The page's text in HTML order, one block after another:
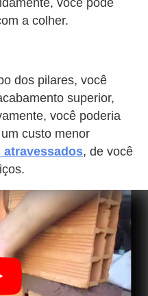
a colher.
dos pilares, você
superior,
você poderia
custo menor
, de você